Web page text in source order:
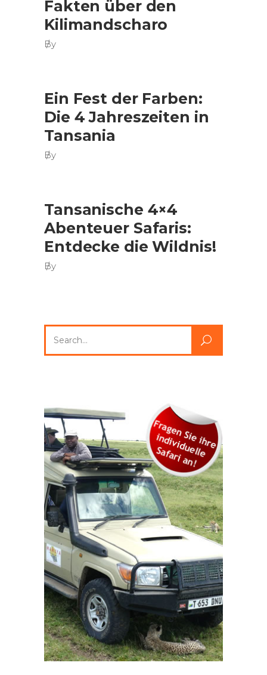
Fakten über den
Kilimandscharo
By
Ein Fest der Farben:
Die 4 Jahreszeiten in
Tansania
By
Tansanische 4×4
Abenteuer Safaris:
Entdecke die Wildnis!
By
for: